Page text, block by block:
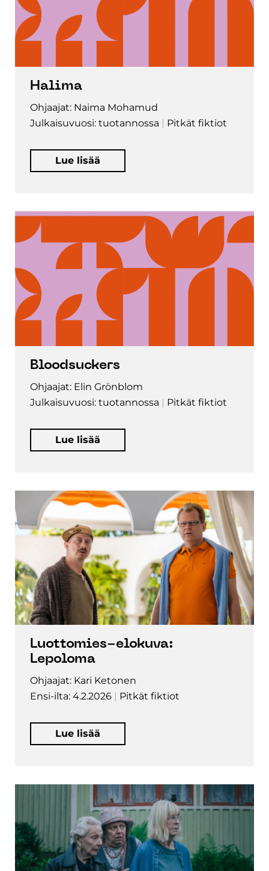
Halima
Ohjaajat: Naima Mohamud
Julkaisuvuosi: tuotannossa
Pitkät fiktiot
Lue lisää
Bloodsuckers
Ohjaajat: Elin Grönblom
Julkaisuvuosi: tuotannossa
Pitkät fiktiot
Lue lisää
Luottomies-elokuva:
Lepoloma
Ohjaajat: Kari Ketonen
Ensi-ilta: 4.2.2026
Pitkät fiktiot
Lue lisää